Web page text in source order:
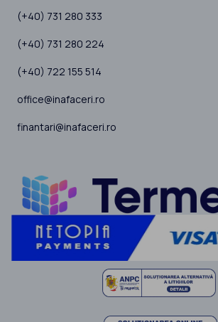
(+40) 731 280 333
(+40) 731 280 224
(+40) 722 155 514
office@inafaceri.ro
finantari@inafaceri.ro